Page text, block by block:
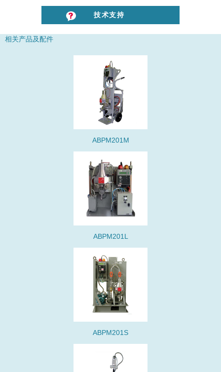
技术支持
相关产品及配件
ABPM201M
ABPM201L
ABPM201S